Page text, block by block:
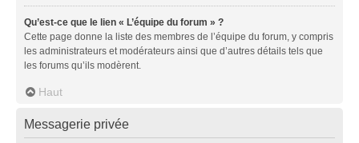
Qu’est-ce que le lien « L’équipe du forum » ?
Cette page donne la liste des membres de l’équipe du forum, y compris
les administrateurs et modérateurs ainsi que d’autres détails tels que
les forums qu’ils modèrent.
Haut
Messagerie privée